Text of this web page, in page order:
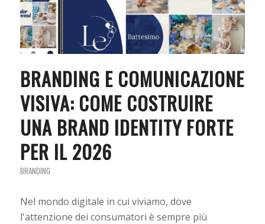
BRANDING E COMUNICAZIONE
VISIVA: COME COSTRUIRE
UNA BRAND IDENTITY FORTE
PER IL 2026
BRANDING
Nel mondo digitale in cui viviamo, dove
l'attenzione dei consumatori è sempre più